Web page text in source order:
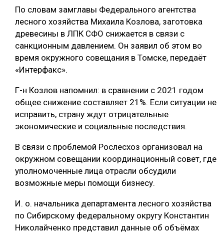
БИОЭНЕРГЕТИКА
ЛЕСОВОССТАНОВЛЕНИЕ И ЗАЩИТА
ЛОГИСТИКА
ПРОИЗВОДСТВО ДРЕВЕСНЫХ ПЛИТ
ЛЕСОПИЛЕНИЕ
ДЕРЕВЯННОЕ ДОМОСТРОЕНИЕ
БЕЗОПАСНОЕ ПРОИЗВОДСТВО
СОРТИРОВКА ДРЕВЕСИНЫ
СУШКА ДРЕВЕСИНЫ
МЕБЕЛЬНОЕ ПРОИЗВОДСТВО
ТЕМАТИЧЕСКИЕ ПРОЕКТЫ
ПОДБОРКИ СТАТЕЙ
По словам замглавы Федерального агентства
лесного хозяйства Михаила Козлова, заготовка
древесины в ЛПК СФО снижается в связи с
санкционным давлением. Он заявил об этом во
время окружного совещания в Томске, передаёт
«Интерфакс».
Г-н Козлов напомнил: в сравнении с 2021 годом
общее снижение составляет 21%. Если ситуации не
исправить, страну ждут отрицательные
экономические и социальные последствия.
В связи с проблемой Рослесхоз организовал на
окружном совещании координационный совет, где
уполномоченные лица отрасли обсудили
возможные меры помощи бизнесу.
И. о. начальника департамента лесного хозяйства
по Сибирскому федеральному округу Константин
Николайченко представил данные об объёмах